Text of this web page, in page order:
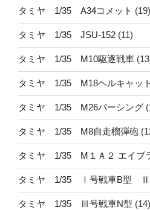
タミヤ 1/35 A34コメット (19)
タミヤ 1/35 JSU-152 (11)
タミヤ 1/35 M10駆逐戦車
タミヤ 1/35 M18ヘルキャット
タミヤ 1/35 M26パーシング
タミヤ 1/35 M8自走榴弾砲
タミヤ 1/35 M１Ａ２ エイブ
タミヤ 1/35 Ⅰ号戦車B型 Ⅱ
タミヤ 1/35 Ⅲ号戦車N型 (14)